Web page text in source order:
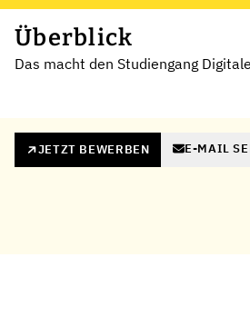
Überblick
Das macht den Studiengang
JETZT BEWERBEN E-MAIL